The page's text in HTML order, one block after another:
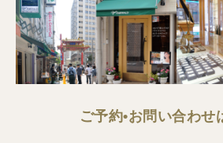
ご予約•お問い合わせ